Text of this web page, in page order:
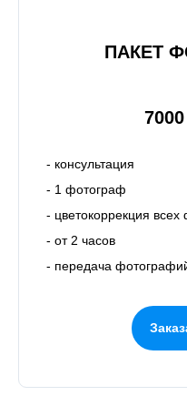
ПАКЕТ
- консультация
- 1 фотограф
- цветокоррекция
- от 2 часов
- передача